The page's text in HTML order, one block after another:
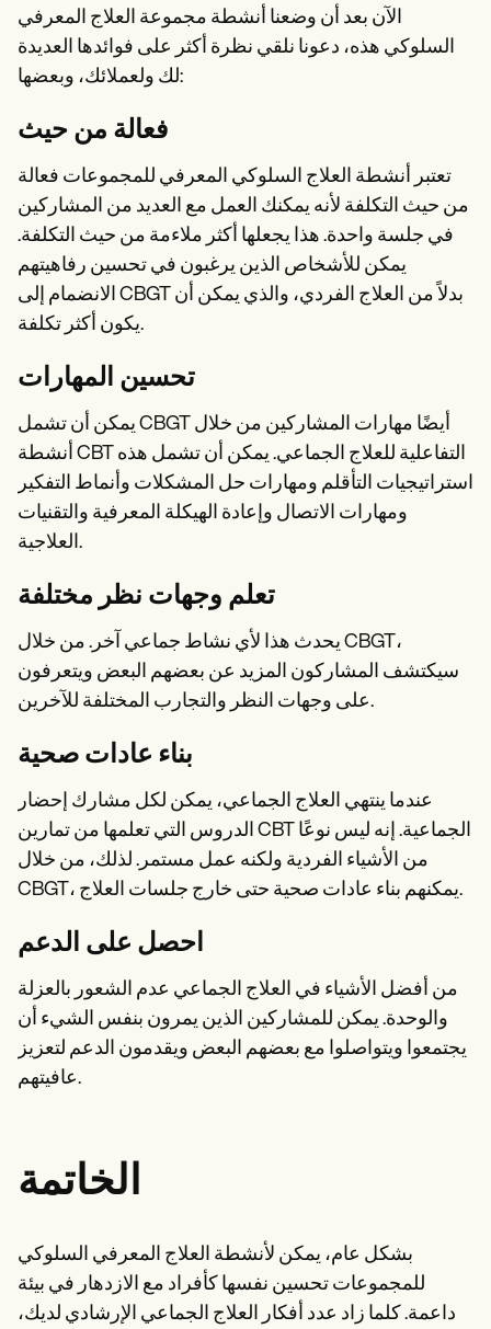
الآن بعد أن وضعنا أنشطة مجموعة العلاج المعرفي
السلوكي هذه، دعونا نلقي نظرة أكثر على فوائدها العديدة
لك ولعملائك، وبعضها:
فعالة من حيث
تعتبر أنشطة العلاج السلوكي المعرفي للمجموعات فعالة
من حيث التكلفة لأنه يمكنك العمل مع العديد من المشاركين
في جلسة واحدة. هذا يجعلها أكثر ملاءمة من حيث التكلفة.
يمكن للأشخاص الذين يرغبون في تحسين رفاهيتهم
الانضمام إلى CBGT بدلاً من العلاج الفردي، والذي يمكن أن
يكون أكثر تكلفة.
تحسين المهارات
يمكن أن تشمل CBGT أيضًا مهارات المشاركين من خلال
أنشطة CBT التفاعلية للعلاج الجماعي. يمكن أن تشمل هذه
استراتيجيات التأقلم ومهارات حل المشكلات وأنماط التفكير
ومهارات الاتصال وإعادة الهيكلة المعرفية والتقنيات
العلاجية.
تعلم وجهات نظر مختلفة
يحدث هذا لأي نشاط جماعي آخر. من خلال CBGT،
سيكتشف المشاركون المزيد عن بعضهم البعض ويتعرفون
على وجهات النظر والتجارب المختلفة للآخرين.
بناء عادات صحية
عندما ينتهي العلاج الجماعي، يمكن لكل مشارك إحضار
الدروس التي تعلمها من تمارين CBT الجماعية. إنه ليس نوعًا
من الأشياء الفردية ولكنه عمل مستمر. لذلك، من خلال
CBGT، يمكنهم بناء عادات صحية حتى خارج جلسات العلاج.
احصل على الدعم
من أفضل الأشياء في العلاج الجماعي عدم الشعور بالعزلة
والوحدة. يمكن للمشاركين الذين يمرون بنفس الشيء أن
يجتمعوا ويتواصلوا مع بعضهم البعض ويقدمون الدعم لتعزيز
عافيتهم.
الخاتمة
بشكل عام، يمكن لأنشطة العلاج المعرفي السلوكي
للمجموعات تحسين نفسها كأفراد مع الازدهار في بيئة
داعمة. كلما زاد عدد أفكار العلاج الجماعي الإرشادي لديك،